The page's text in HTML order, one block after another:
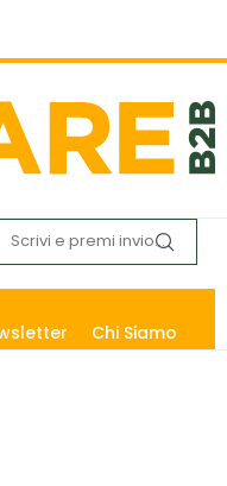
Chi Siamo